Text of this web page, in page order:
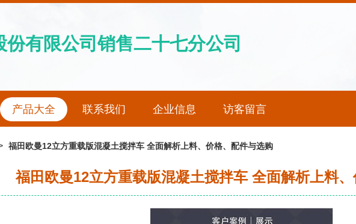
有限公司销售二十七分公司
产品大全 联系我们 企业信息 访客留言
福田欧曼12立方重载版混凝土搅拌车 全面解析上料、价格、配件与选购
福田欧曼12立方重载版混凝土搅拌车 全面解析上料